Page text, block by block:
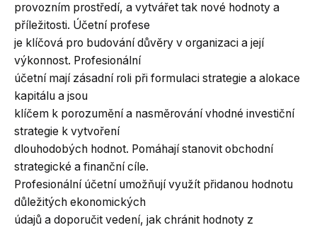
provozním prostředí, a vytvářet tak nové hodnoty a
příležitosti. Účetní profese
je klíčová pro budování důvěry v organizaci a její
výkonnost. Profesionální
účetní mají zásadní roli při formulaci strategie a alokace
kapitálu a jsou
klíčem k porozumění a nasměrování vhodné investiční
strategie k vytvoření
dlouhodobých hodnot. Pomáhají stanovit obchodní
strategické a finanční cíle.
Profesionální účetní umožňují využít přidanou hodnotu
důležitých ekonomických
údajů a doporučit vedení, jak chránit hodnoty z